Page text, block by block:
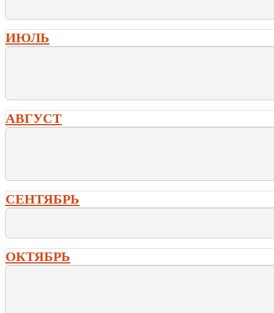
ИЮЛЬ
АВГУСТ
СЕНТЯБРЬ
ОКТЯБРЬ